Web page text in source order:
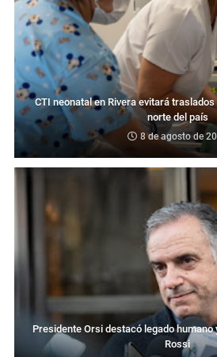
CTI neonatal en Rivera evitará
norte del país
8 de agosto de
Presidente Orsi destacó legado humano
Rossi